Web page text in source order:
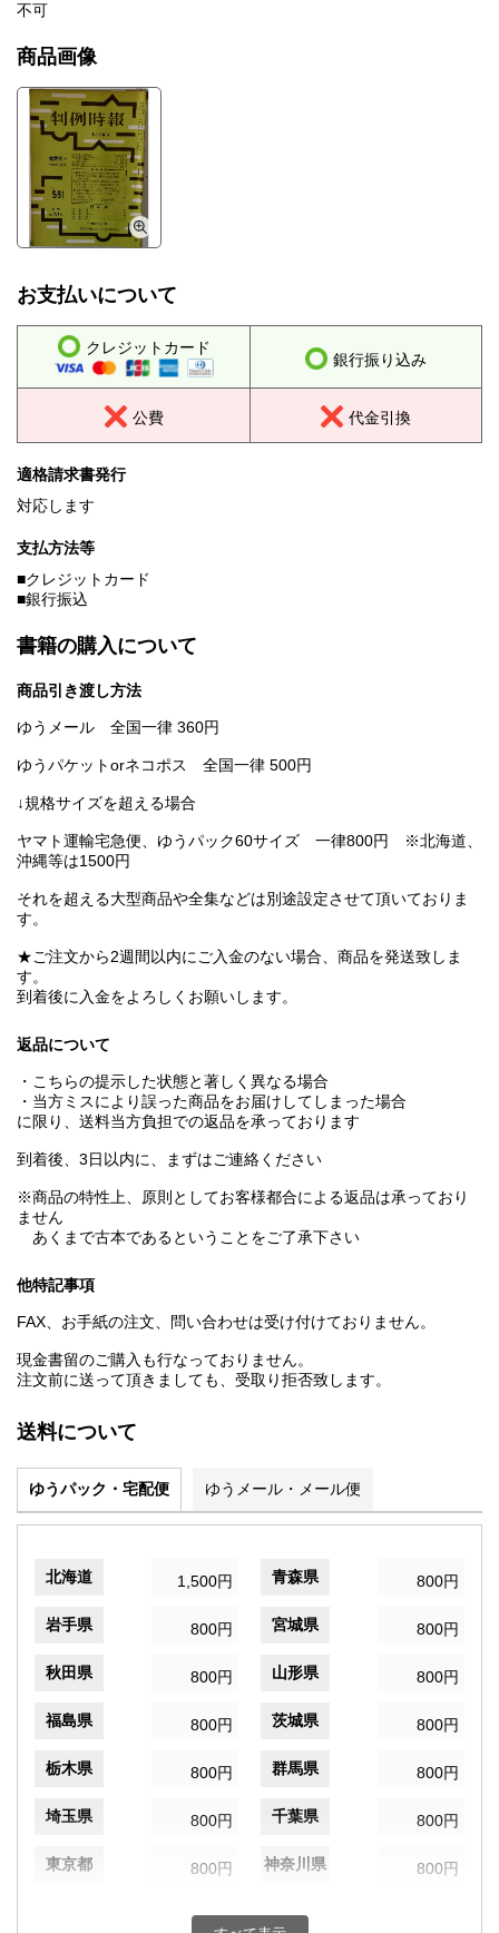
不可
商品画像
お支払いについて
クレジットカード
銀行振り込み
公費 代金引換
適格請求書発行
対応します
支払方法等
■クレジットカード
■銀行振込
書籍の購入について
商品引き渡し方法
ゆうメール 全国一律 360円
ゆうパケットorネコポス 全国一律 500円
↓規格サイズを超える場合
ヤマト運輸宅急便、ゆうパック60サイズ 一律800円 ※北海道、
沖縄等は1500円
それを超える大型商品や全集などは別途設定させて頂いておりま
す。
★ご注文から2週間以内にご入金のない場合、商品を発送致しま
す。
到着後に入金をよろしくお願いします。
返品について
・こちらの提示した状態と著しく異なる場合
・当方ミスにより誤った商品をお届けしてしまった場合
に限り、送料当方負担での返品を承っております
到着後、3日以内に、まずはご連絡ください
※商品の特性上、原則としてお客様都合による返品は承っており
ません
あくまで古本であるということをご了承下さい
他特記事項
FAX、お手紙の注文、問い合わせは受け付けておりません。
現金書留のご購入も行なっておりません。
注文前に送って頂きましても、受取り拒否致します。
送料について
ゆうパック・宅配便 ゆうメール・メール便
北海道 1,500円 青森県 800円
岩手県 800円 宮城県 800円
秋田県 800円 山形県 800円
福島県 800円 茨城県 800円
栃木県 800円 群馬県 800円
埼玉県 800円 千葉県 800円
東京都 800円 神奈川県 800円
800円 富山県